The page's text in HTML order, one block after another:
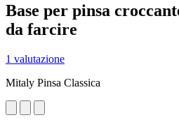
Base per pinsa
da farcire
1 valutazione
Mitaly Pinsa Classica